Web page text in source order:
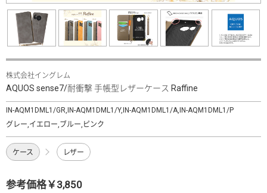
株式会社イングレム
AQUOS sense7/耐衝撃 手帳型レザーケース Raffine
IN-AQM1DML1/GR,IN-AQM1DML1/Y,IN-AQM1DML1/A,IN-AQM1DML1/P
グレー,イエロー,ブルー,ピンク
ケース レザー
参考価格￥3,850